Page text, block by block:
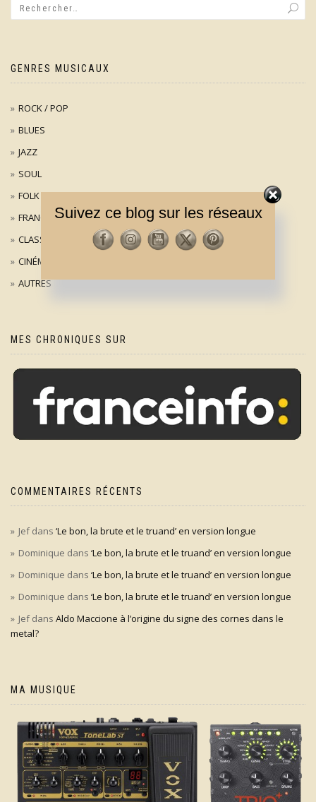
GENRES MUSICAUX
ROCK / POP
BLUES
JAZZ
SOUL
FOLK
FRANÇAIS
CLASSIQUE
CINÉMA
AUTRES
MES CHRONIQUES SUR
COMMENTAIRES RÉCENTS
Jefdans ‘Le bon, la brute et le truand’ en version longue
Dominique dans ‘Le bon, la brute et le truand’ en version longue
Dominique dans ‘Le bon, la brute et le truand’ en version longue
Dominique dans ‘Le bon, la brute et le truand’ en version longue
Jefdans Aldo Maccione à l’origine du signe des cornes dans le
metal?
MA MUSIQUE
Suivez ce blog sur les réseaux